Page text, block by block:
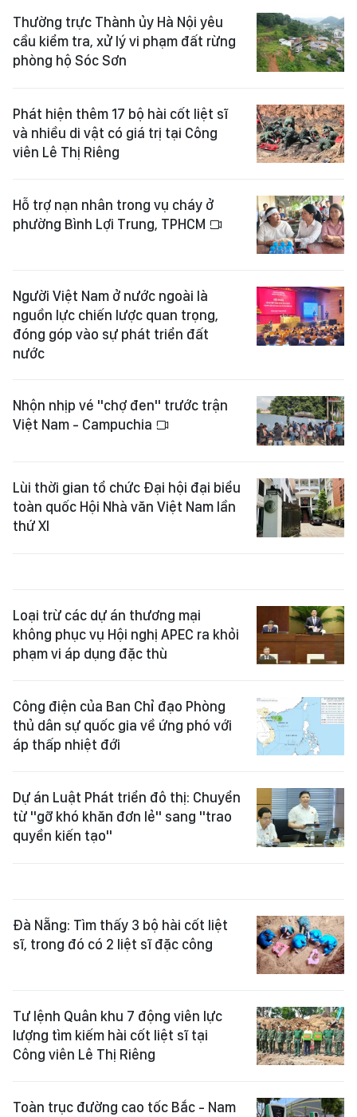
Thường trực Thành ủy Hà Nội yêu
cầu kiểm tra, xử lý vi phạm đất rừng
phòng hộ Sóc Sơn
Phát hiện thêm 17 bộ hài cốt liệt sĩ
và nhiều di vật có giá trị tại Công
viên Lê Thị Riêng
Hỗ trợ nạn nhân trong vụ cháy ở
phường Bình Lợi Trung, TPHCM
Người Việt Nam ở nước ngoài là
nguồn lực chiến lược quan trọng,
đóng góp vào sự phát triển đất
nước
Nhộn nhịp vé "chợ đen" trước trận
Việt Nam - Campuchia
Lùi thời gian tổ chức Đại hội đại biểu
toàn quốc Hội Nhà văn Việt Nam lần
thứ XI
Loại trừ các dự án thương mại
không phục vụ Hội nghị APEC ra khỏi
phạm vi áp dụng đặc thù
Công điện của Ban Chỉ đạo Phòng
thủ dân sự quốc gia về ứng phó với
áp thấp nhiệt đới
Dự án Luật Phát triển đô thị: Chuyển
từ "gỡ khó khăn đơn lẻ" sang "trao
quyền kiến tạo"
Đà Nẵng: Tìm thấy 3 bộ hài cốt liệt
sĩ, trong đó có 2 liệt sĩ đặc công
Tư lệnh Quân khu 7 động viên lực
lượng tìm kiếm hài cốt liệt sĩ tại
Công viên Lê Thị Riêng
Toàn trục đường cao tốc Bắc - Nam